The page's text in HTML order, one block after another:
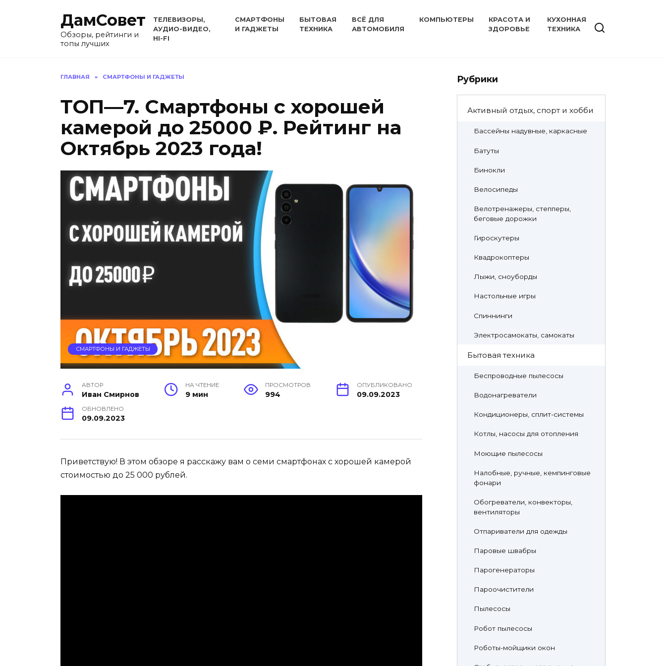
ДамСовет
Обзоры, рейтинги и
топы лучших
ТЕЛЕВИЗОРЫ,
АУДИО-ВИДЕО,
HI-FI
СМАРТФОНЫ
И ГАДЖЕТЫ
БЫТОВАЯ
ТЕХНИКА
ВСЁ ДЛЯ
АВТОМОБИЛЯ
КОМПЬЮТЕРЫ
КРАСОТА И
ЗДОРОВЬЕ
КУХОННАЯ
ТЕХНИКА
ГЛАВНАЯ » СМАРТФОНЫ И ГАДЖЕТЫ
ТОП—7. Смартфоны с хорошей
камерой до 25000 ₽. Рейтинг на
Октябрь 2023 года!
СМАРТФОНЫ И ГАДЖЕТЫ
АВТОР
Иван Смирнов
НА ЧТЕНИЕ
9 мин
ПРОСМОТРОВ
994
ОПУБЛИКОВАНО
09.09.2023
ОБНОВЛЕНО
09.09.2023
Приветствую! В этом обзоре я расскажу вам о семи смартфонах с хорошей камерой
стоимостью до 25 000 рублей.
Рубрики
Активный отдых, спорт и хобби
Бассейны надувные, каркасные
Батуты
Бинокли
Велосипеды
Велотренажеры, степперы,
беговые дорожки
Гироскутеры
Квадрокоптеры
Лыжи, сноуборды
Настольные игры
Спиннинги
Электросамокаты, самокаты
Бытовая техника
Беспроводные пылесосы
Водонагреватели
Кондиционеры, сплит-системы
Котлы, насосы для отопления
Моющие пылесосы
Налобные, ручные, кемпинговые
фонари
Обогреватели, конвекторы,
вентиляторы
Отпариватели для одежды
Паровые швабры
Парогенераторы
Пароочистители
Пылесосы
Робот пылесосы
Роботы-мойщики окон